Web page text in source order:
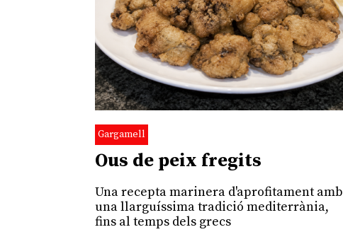
Gargamell
Ous de peix fregits
Una recepta marinera d'aprofitament amb
una llarguíssima tradició mediterrània,
fins al temps dels grecs